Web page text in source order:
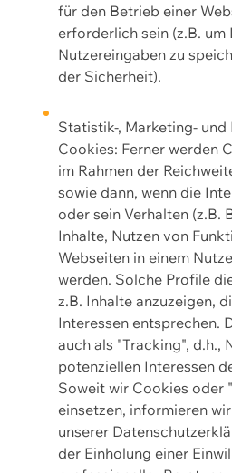
für den Betrieb einer
erforderlich sein (z.B.
Nutzereingaben zu
der Sicherheit).
Statistik-, Marketing- und
Cookies: Ferner werden
im Rahmen der
sowie dann, wenn die
oder sein Verhalten (z.B.
Inhalte, Nutzen von
Webseiten in einem
werden. Solche Profile
z.B. Inhalte anzuzeigen,
Interessen entsprechen.
auch als "Tracking", d.h.,
potenziellen Interessen
Soweit wir Cookies oder
einsetzen, informieren
unserer
der Einholung einer